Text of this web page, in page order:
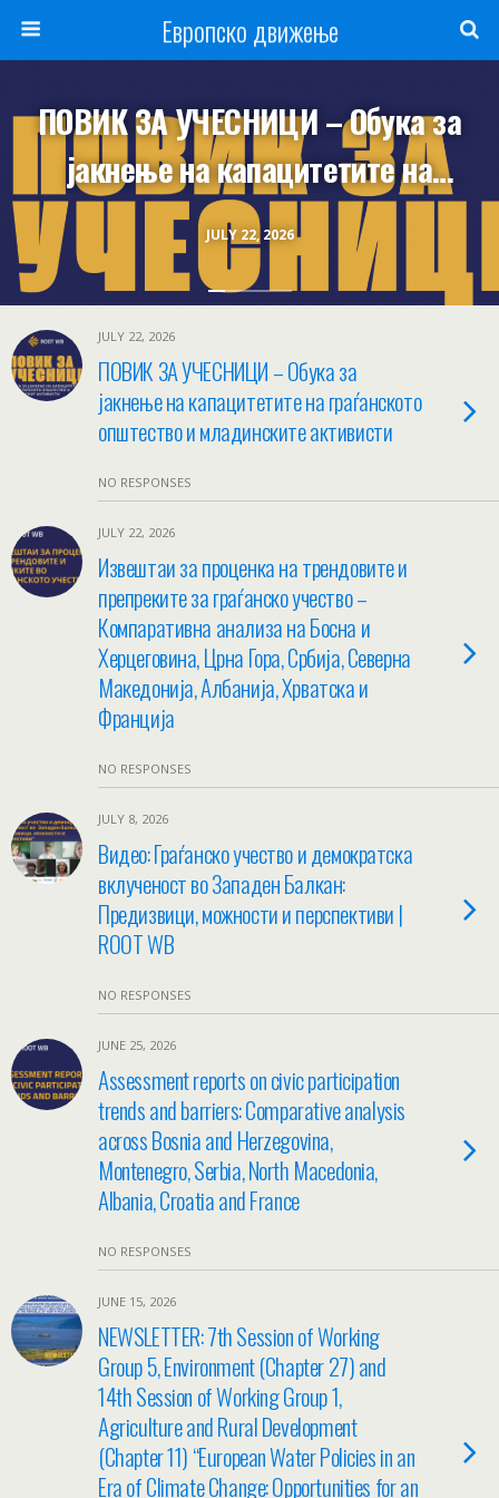
Европско движење
JULY 22, 2026
ПОВИК ЗА УЧЕСНИЦИ – Обука за
јакнење на капацитетите на
граѓанското општество и
младинските активисти
JULY 22, 2026
ПОВИК ЗА УЧЕСНИЦИ – Обука за
јакнење на капацитетите на граѓанското
општество и младинските активисти
NO RESPONSES
JULY 22, 2026
Извештаи за проценка на трендовите и
препреките за граѓанско учество –
Компаративна анализа на Босна и
Херцеговина, Црна Гора, Србија, Северна
Македонија, Албанија, Хрватска и
Франција
NO RESPONSES
JULY 8, 2026
Видео: Граѓанско учество и демократска
вклученост во Западен Балкан:
Предизвици, можности и перспективи |
ROOT WB
NO RESPONSES
JUNE 25, 2026
Assessment reports on civic participation
trends and barriers: Comparative analysis
across Bosnia and Herzegovina,
Montenegro, Serbia, North Macedonia,
Albania, Croatia and France
NO RESPONSES
JUNE 15, 2026
NEWSLETTER: 7th Session of Working
Group 5, Environment (Chapter 27) and
14th Session of Working Group 1,
Agriculture and Rural Development
(Chapter 11) “European Water Policies in an
Era of Climate Change: Opportunities for an